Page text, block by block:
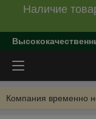
Наличие
Компания временно